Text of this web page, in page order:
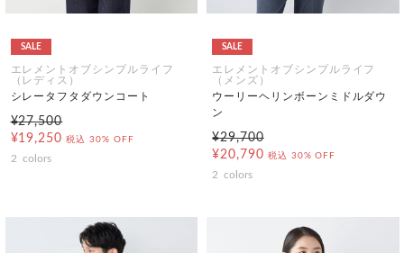
SALE
エレメントオブシンプルライフ
（レディス）
シレータフタダウンコート
¥27,500
¥19,250 税込 30% OFF
2 colors
SALE
エレメントオブシンプルライフ
（メンズ）
ウーリーヘリンボーンミドルダウ
ン
¥29,700
¥20,790 税込 30% OFF
2 colors